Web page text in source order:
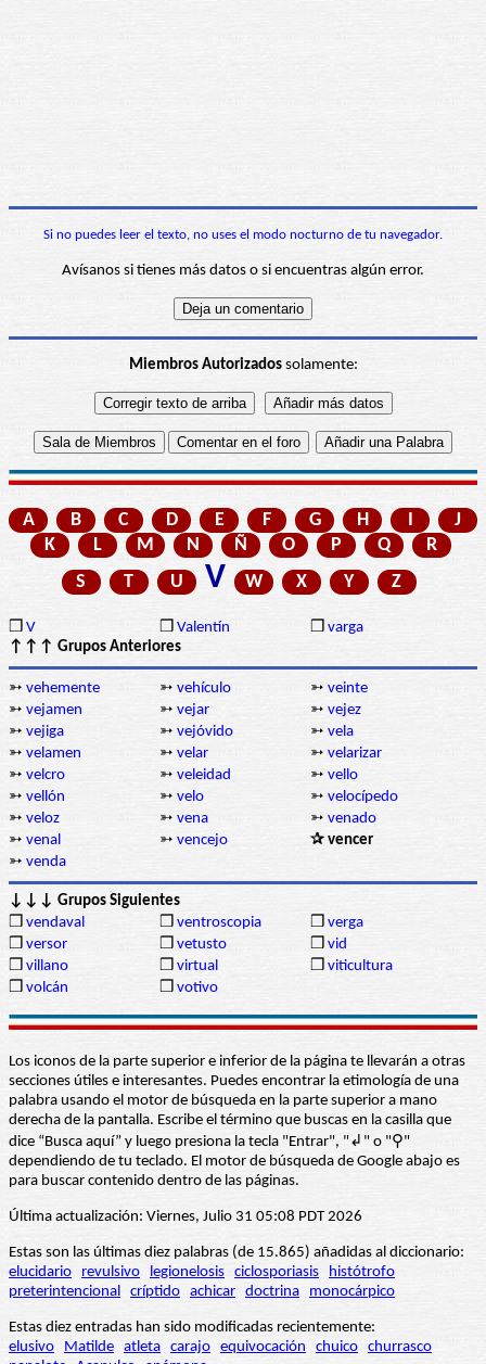
Si no puedes leer el texto, no uses el modo nocturno de tu navegador.
Avísanos si tienes más datos o si encuentras algún error.
Miembros Autorizadossolamente:
A B C D E F G H I
J
K
L M N Ñ O P Q
R
S
T U V W X Y Z
❒ V ❒ Valentín ❒ varga
↑↑↑ Grupos Anteriores
➳ vehemente ➳ vehículo ➳ veinte
➳ vejamen ➳ vejar ➳ vejez
➳ vejiga ➳ vejóvido ➳ vela
➳ velamen ➳ velar ➳ velarizar
➳ velcro ➳ veleidad ➳ vello
➳ vellón ➳ velo ➳ velocípedo
➳ veloz ➳ vena ➳ venado
➳ venal ➳ vencejo
✰ vencer
➳ venda
↓↓↓ Grupos Siguientes
❒ vendaval ❒ ventroscopia ❒ verga
❒ versor ❒ vetusto ❒ vid
❒ villano ❒ virtual ❒ viticultura
❒ volcán ❒ votivo
Los iconos de la parte superior e inferior de la página te llevarán a otras
secciones útiles e interesantes. Puedes encontrar la etimología de una
palabra usando el motor de búsqueda en la parte superior a mano
derecha de la pantalla. Escribe el término que buscas en la casilla que
dice “Busca aquí” y luego presiona la tecla "Entrar", "↲" o "⚲"
dependiendo de tu teclado. El motor de búsqueda de Google abajo es
para buscar contenido dentro de las páginas.
Última actualización: Viernes, Julio 31 05:08 PDT 2026
Estas son las últimas diez palabras (de 15.865) añadidas al diccionario:
elucidario
revulsivo legionelosis ciclosporiasis
histótrofo
preterintencional críptido achicar doctrina monocárpico
Estas diez entradas han sido modificadas recientemente:
elusivo
Matilde atleta carajo equivocación chuico churrasco